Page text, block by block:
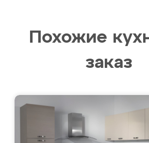
Похожие
заказ